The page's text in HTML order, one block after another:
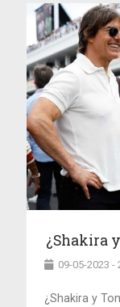
¿Shakira
09-05-2023 -
¿Shakira y